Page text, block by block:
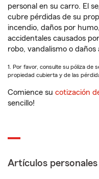
personal en su carro. El
cubre pérdidas de su
incendio, daños por
accidentales causados
robo, vandalismo o daños
1. Por favor, consulte su póliza de
propiedad cubierta y de las
Comience su cotización
sencillo!
Artículos personales